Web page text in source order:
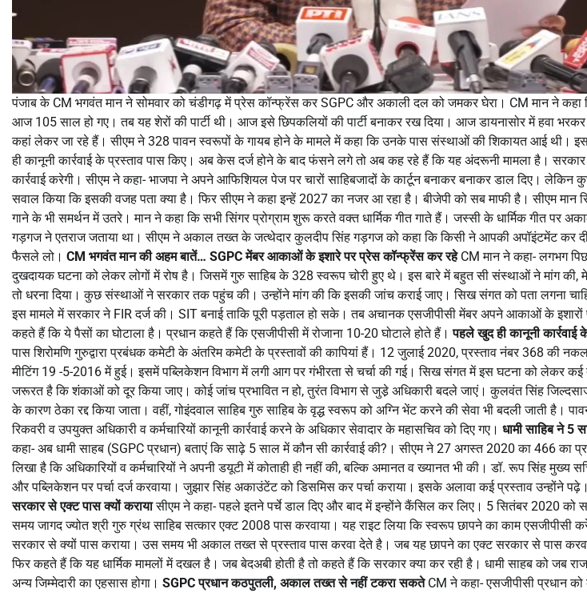
पंजाब के CM भगवंत मान ने सोमवार को चंडीगढ़ में प्रेस कॉन्फ्रेंस कर SGPC और अकाली दल को जमकर घेरा। CM मान ने कहा
आज 105 साल हो गए। तब यह शेरों की पार्टी थी। आज इसे छिपकलियों की पार्टी बनाकर रख दिया। आज डायनासोर में हवा
कहां लेकर जा रहे हैं। सीएम ने 328 पावन स्वरूपों के गायब होने के मामले में कहा कि उनके पास संस्थाओं की शिकायत आई थी।
ही कानूनी कार्रवाई के प्रस्ताव पास किए। अब केस दर्ज होने के बाद फंसने लगे तो अब कह रहे हैं कि यह अंदरूनी मामला है।
कार्रवाई करेगी। सीएम ने कहा- भाजपा ने अपने आफिशियल पेज पर चारों साहिबजादों के कार्टून बनाकर बनाकर डाल दिए। लेकिन
सवाल किया कि इसकी वजह पता क्या है। फिर सीएम ने कहा इन्हें 2027 का नजर आ रहा है। बीजेपी को सब माफी है। सीएम मान
गाने के भी समर्थन में उतरे। मान ने कहा कि सभी सिंगर प्रोग्राम शुरू करते वक्त धार्मिक गीत गाते हैं। जस्सी के धार्मिक गीत पर
गड़गज ने एतराज जताया था। सीएम ने अकाल तख्त के जत्थेदार कुलदीप सिंह गड़गज को कहा कि किसी ने आपकी अपॉइंटमेंट कर
फैसले लो। CM भगवंत मान की अहम बातें… SGPC मेंबर आकाओं के इशारे पर प्रेस कॉन्फ्रेंस कर रहेCM मान ने कहा- लगभग
दुखदायक घटना को लेकर लोगों में रोष है। जिसमें गुरु साहिब के 328 स्वरूप चोरी हुए थे। इस बारे में बहुत सी संस्थाओं ने मांग की,
तो धरना दिया। कुछ संस्थाओं ने सरकार तक पहुंच की। उन्होंने मांग की कि इसकी जांच कराई जाए। सिख संगत को पता लगना
इस मामले में सरकार ने FIR दर्ज की। SIT बनाई ताकि पूरी पड़ताल हो सके। तब अचानक एसजीपीसी मेंबर अपने आकाओं के
कहते हैं कि ये पैसों का घोटाला है। प्रधान कहते हैं कि एसजीपीसी में रोजाना 10-20 घोटाले होते हैं।पहले खुद ही कानूनी कार्रवाई
पास शिरोमणि गुरुद्वारा प्रबंधक कमेटी के अंतरिम कमेटी के प्रस्तावों की कापियां हैं। 12 जुलाई 2020, प्रस्ताव नंबर 368 की
मीटिंग 19 -5-2016 में हुई। इसमें पब्लिकेशन विभाग में लगी आग पर गंभीरता से चर्चा की गई। सिख संगत में इस घटना को लेकर कई
जरूरत है कि शंकाओं को दूर किया जाए। कोई जांच प्रभावित न हो, तुरंत विभाग से जुडे़ अधिकारी बदले जाएं। कुलवंत सिंह
के कारण ठेका रद्द किया जाता। वहीं, गोइंदवाल साहिब गुरु साहिब के वृद्ध स्वरूप को अग्नि भेंट करने की सेवा भी बदली जाती है।
रिकवरी व उपयुक्त अधिकारी व कर्मचारियों कानूनी कार्रवाई करने के अधिकार सेवादार के महासचिव को दिए गए। धामी साहिब ने 5
कहा- अब धामी साहब (SGPC प्रधान) बताएं कि साढ़े 5 साल में कौन सी कार्रवाई की?। सीएम ने 27 अगस्त 2020 का 466 का
लिखा है कि अधिकारियों व कर्मचारियों ने अपनी डयूटी में कोताही ही नहीं की, बल्कि अमानत व ख्यानत भी की। डॉ. रूप सिंह मुख्य
और पब्लिकेशन पर पर्चा दर्ज करवाया। जुझार सिंह अकाउंटेंट को डिसमिस कर पर्चा कराया। इसके अलावा कई प्रस्ताव उन्होंने
सरकार से एक्ट पास क्यों करायासीएम ने कहा- पहले इतने पर्चे डाल दिए और बाद में इन्होंने कैंसिल कर लिए। 5 सितंबर 2020 को
समय जागद ज्योत श्री गुरु ग्रंथ साहिब सत्कार एक्ट 2008 पास करवाया। यह राइट लिया कि स्वरूप छापने का काम एसजीपीसी
सरकार से क्यों पास कराया। उस समय भी अकाल तख्त से प्रस्ताव पास करवा देते है। जब यह छापने का एक्ट सरकार से पास करवा
फिर कहते हैं कि यह धार्मिक मामलों में दखल है। जब बेदअबी होती है तो कहते हैं कि सरकार क्या कर रही है। धामी साहब को जब
अन्य जिम्मेदारी का एहसास होगा। SGPC प्रधान कठपुतली, अकाल तख्त से नहीं टकरा सकतेCM ने कहा- एसजीपीसी प्रधान